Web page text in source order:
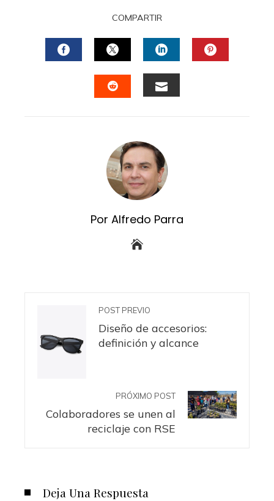
COMPARTIR
FACEBOOKTWITTERLINKEDIN
Por Alfredo Parra
POST PREVIO
Diseño de accesorios:
definición y alcance
PRÓXIMO POST
Colaboradores se unen al
reciclaje con RSE
Deja Una Respuesta